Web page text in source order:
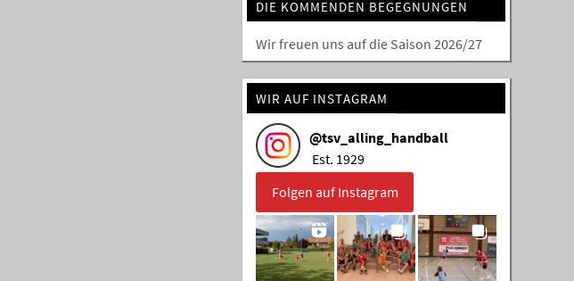
DIE KOMMENDEN BEGEGNUNGEN
Wir freuen uns auf die Saison 2026/27
WIR AUF INSTAGRAM
@tsv_alling_handball
Est. 1929
Folgen auf Instagram